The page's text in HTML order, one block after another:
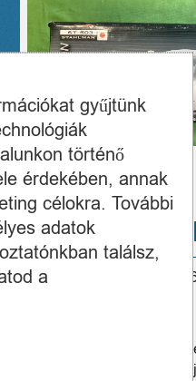
A TERMÉK
Eladó ÚJ! Stahlman
Üzleteink széles
hasonló eszközöket,
gyűjtünk
történő
érdekében, annak
célokra. További
adatok
találsz,
a